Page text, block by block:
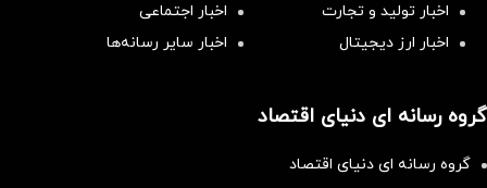
اخبار تولید و تجارت
اخبار اجتماعی
اخبار ارز دیجیتال
اخبار سایر رسانه‌‌ها
گروه رسانه ای دنیای اقتصاد
گروه رسانه ای دنیای اقتصاد